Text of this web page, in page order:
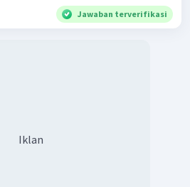
Jawaban terverifikasi
Iklan